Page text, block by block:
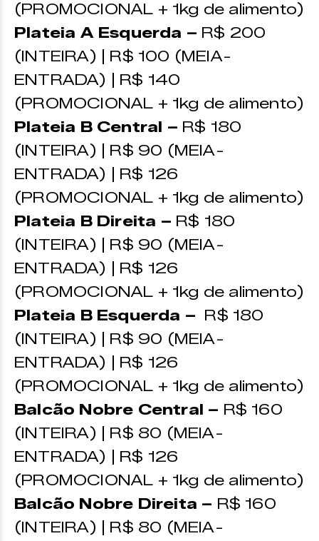
(PROMOCIONAL + 1kg de alimento)
Plateia A Esquerda – R$ 200
(INTEIRA) | R$ 100 (MEIA-
ENTRADA) | R$ 140
(PROMOCIONAL + 1kg de alimento)
Plateia B Central – R$ 180
(INTEIRA) | R$ 90 (MEIA-
ENTRADA) | R$ 126
(PROMOCIONAL + 1kg de alimento)
Plateia B Direita – R$ 180
(INTEIRA) | R$ 90 (MEIA-
ENTRADA) | R$ 126
(PROMOCIONAL + 1kg de alimento)
Plateia B Esquerda – R$ 180
(INTEIRA) | R$ 90 (MEIA-
ENTRADA) | R$ 126
(PROMOCIONAL + 1kg de alimento)
Balcão Nobre Central – R$ 160
(INTEIRA) | R$ 80 (MEIA-
ENTRADA) | R$ 126
(PROMOCIONAL + 1kg de alimento)
Balcão Nobre Direita – R$ 160
(INTEIRA) | R$ 80 (MEIA-